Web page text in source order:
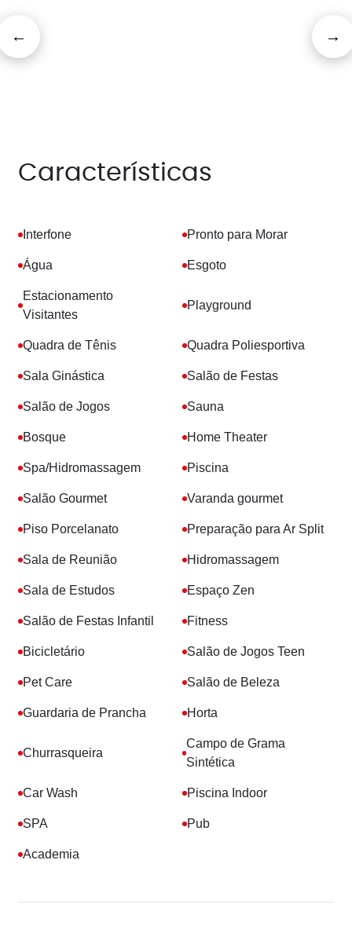
Características
Interfone Pronto para Morar
Água Esgoto
Estacionamento
Visitantes
Playground
Quadra de Tênis Quadra Poliesportiva
Sala Ginástica Salão de Festas
Salão de Jogos Sauna
Bosque Home Theater
Spa/Hidromassagem Piscina
Salão Gourmet Varanda gourmet
Piso Porcelanato Preparação para Ar Split
Sala de Reunião Hidromassagem
Sala de Estudos Espaço Zen
Salão de Festas Infantil Fitness
Bicicletário Salão de Jogos Teen
Pet Care Salão de Beleza
Guardaria de Prancha Horta
Churrasqueira
Campo de Grama
Sintética
Car Wash Piscina Indoor
SPA Pub
Academia